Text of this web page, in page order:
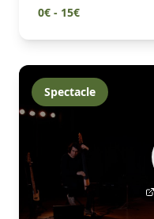
0€ - 15€
Spectacle